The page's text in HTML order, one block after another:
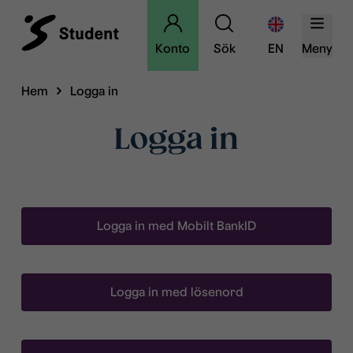
Konto Sök EN Meny
Hem Logga in
Logga in
Logga in med Mobilt BankID
Logga in med lösenord